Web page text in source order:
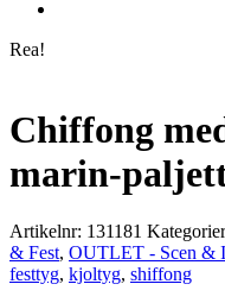
Rea!
Chiffong
marin-
Artikelnr: 131181
& Fest, OUTLET - Scen &
festtyg, kjoltyg, shiffong